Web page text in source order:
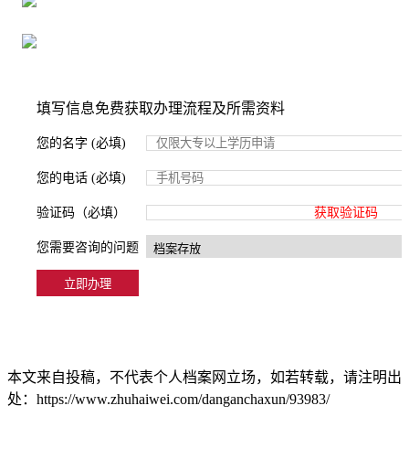
填写信息免费获取办理流程及所需资料
您的名字 (必填)
您的电话 (必填)
验证码（必填） 获取验证码
您需要咨询的问题
本文来自投稿，不代表个人档案网立场，如若转载，请注明出
处：https://www.zhuhaiwei.com/danganchaxun/93983/